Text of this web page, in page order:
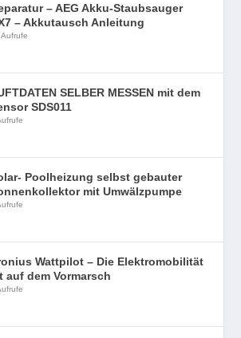
– AEG Akku-Staubsauger
– Akkutausch Anleitung
Aufrufe
SELBER MESSEN mit dem
SDS011
Poolheizung selbst gebauter
mit Umwälzpumpe
Wattpilot – Die Elektromobilität
auf dem Vormarsch